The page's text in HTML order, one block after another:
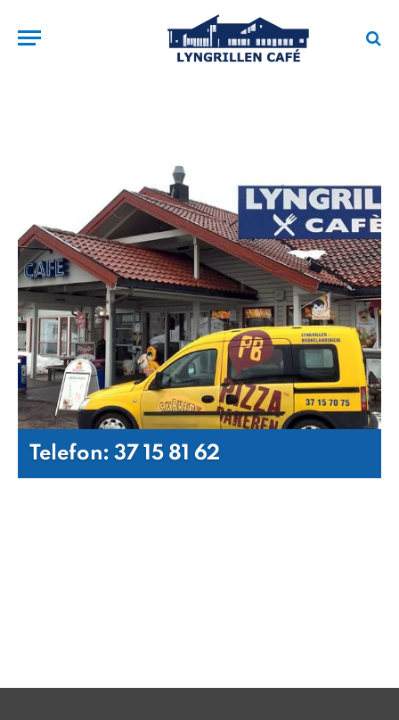
Telefon: 37 15 81 62